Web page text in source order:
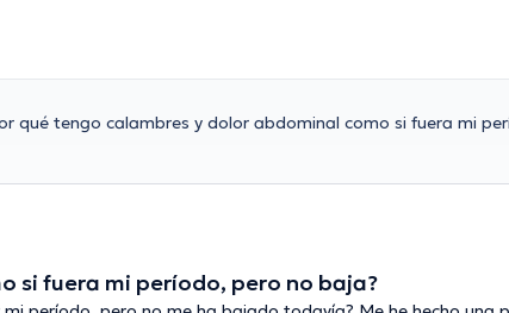
qué tengo calambres y dolor abdominal como si fuera mi
si fuera mi período, pero no baja?